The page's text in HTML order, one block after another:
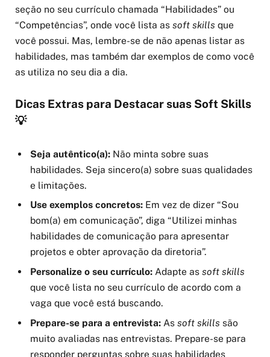
seção no seu currículo chamada “Habilidades” ou
“Competências”, onde você lista as soft skills que
você possui. Mas, lembre-se de não apenas listar as
habilidades, mas também dar exemplos de como você
as utiliza no seu dia a dia.
Dicas Extras para Destacar suas Soft Skills
💡
Seja autêntico(a): Não minta sobre suas
habilidades. Seja sincero(a) sobre suas qualidades
e limitações.
Use exemplos concretos: Em vez de dizer “Sou
bom(a) em comunicação”, diga “Utilizei minhas
habilidades de comunicação para apresentar
projetos e obter aprovação da diretoria”.
Personalize o seu currículo: Adapte as soft skills
que você lista no seu currículo de acordo com a
vaga que você está buscando.
Prepare-se para a entrevista: As soft skills são
muito avaliadas nas entrevistas. Prepare-se para
responder perguntas sobre suas habilidades